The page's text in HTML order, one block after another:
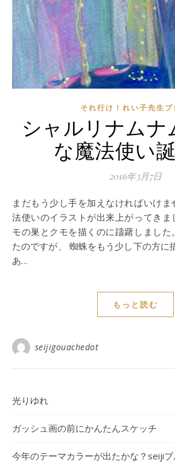
それ行け！れい子先生ブ
シャルリナム
な魔法使い
2016年3月7日
まだもう少し手を加えなければいけませんが、 やっと、魔
法使いのイラストが出来上がってきま
モの巣とクモを描くのに躊躇しまし
たのですが、 蜘蛛をもう少し下の方に
あ…
もっと読む
seijigouachedot
光りゆれ
ガッシュ画の前にかんたんスケッチ
今年のテーマカラーが出たかな？seijiブ